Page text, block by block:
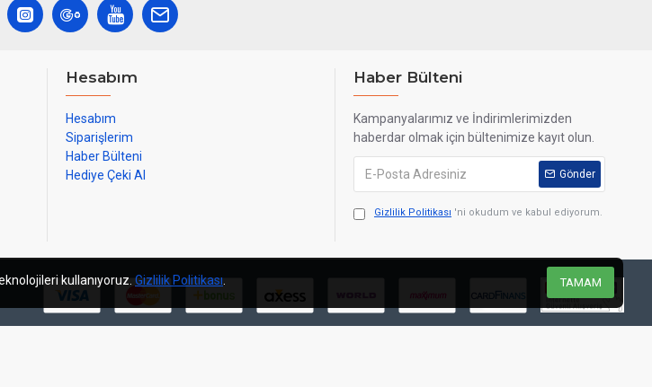
Hesabım
Hesabım
Siparişlerim
Haber Bülteni
Hediye Çeki Al
Haber Bülteni
Kampanyalarımız ve İndirimlerimizden
haberdar olmak için bültenimize kayıt olun.
Gönder
Gizlilik Politikası 'ni okudum ve kabul ediyorum.
TAMAM
kullanıyoruz. Gizlilik Politikası.